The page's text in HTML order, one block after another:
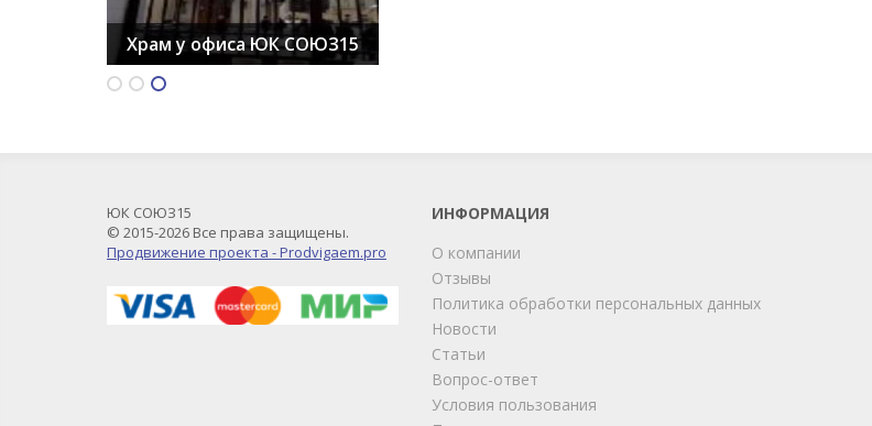
Храм у офиса ЮК СОЮЗ15
Храм у офиса ЮК СОЮЗ15
ИНФОРМАЦИЯ
О компании
Отзывы
Политика обработки персональных данных
Новости
Статьи
Вопрос-ответ
Условия пользования
ЮК СОЮЗ15
© 2015-2026 Все права защищены.
Продвижение проекта - Prodvigaem.pro